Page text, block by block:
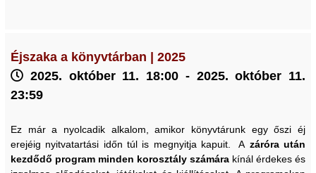
Éjszaka a könyvtárban | 2025
2025. október 11. 18:00 - 2025. október 11.
23:59
Ez már a nyolcadik alkalom, amikor könyvtárunk egy őszi éj
erejéig nyitvatartási időn túl is megnyitja kapuit. A záróra után
kezdődő program minden korosztály számára kínál érdekes és